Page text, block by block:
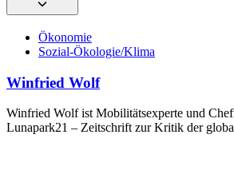
Ökonomie
Sozial-Ökologie/Klima
Winfried Wolf
Winfried Wolf ist Mobilitätsexperte und
Lunapark21 – Zeitschrift zur Kritik der